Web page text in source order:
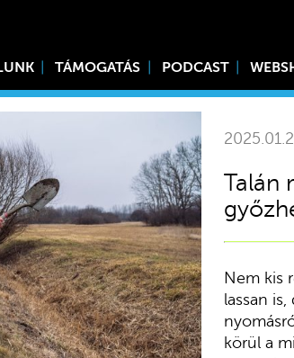
TÁMOGATÁS PODCAST
Talán
Nem kis
lassan
körül a